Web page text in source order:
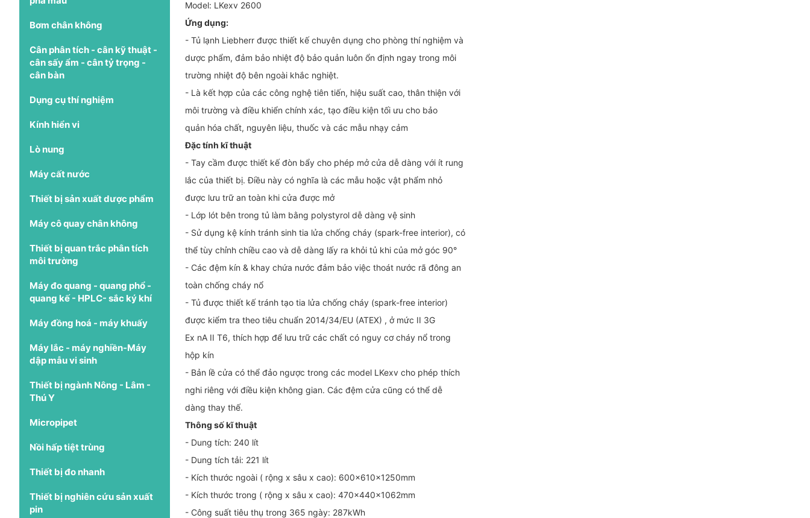
Bơm chân không
Cân phân tích - cân kỹ thuật -
cân sấy ẩm - cân tỷ trọng -
cân bàn
Dụng cụ thí nghiệm
Kính hiển vi
Lò nung
Máy cất nước
Thiết bị sản xuất dược phẩm
Máy cô quay chân không
Thiết bị quan trắc phân tích
môi trường
Máy đo quang - quang phổ -
quang kế - HPLC- sắc ký khí
Máy đồng hoá - máy khuấy
Máy lắc - máy nghiền-Máy
dập mẫu vi sinh
Thiết bị ngành Nông - Lâm -
Thú Y
Micropipet
Nồi hấp tiệt trùng
Thiết bị đo nhanh
Thiết bị nghiên cứu sản xuất
pin
Model: LKexv 2600
Ứng dụng:
- Tủ lạnh Liebherr được thiết kế chuyên dụng cho phòng thí nghiệm và
dược phẩm, đảm bảo nhiệt độ bảo quản luôn ổn định ngay trong môi
trường nhiệt độ bên ngoài khắc nghiệt.
- Là kết hợp của các công nghệ tiên tiến, hiệu suất cao, thân thiện với
môi trường và điều khiển chính xác, tạo điều kiện tối ưu cho bảo
quản hóa chất, nguyên liệu, thuốc và các mẫu nhạy cảm
Đặc tính kĩ thuật
- Tay cầm được thiết kế đòn bẩy cho phép mở cửa dễ dàng với ít rung
lắc của thiết bị. Điều này có nghĩa là các mẫu hoặc vật phẩm nhỏ
được lưu trữ an toàn khi cửa được mở
- Lớp lót bên trong tủ làm bằng polystyrol dễ dàng vệ sinh
- Sử dụng kệ kính tránh sinh tia lửa chống cháy (spark-free interior), có
thể tùy chỉnh chiều cao và dễ dàng lấy ra khỏi tủ khi của mở góc 90°
- Các đệm kín & khay chứa nước đảm bảo việc thoát nước rã đông an
toàn chống cháy nổ
- Tủ được thiết kế tránh tạo tia lửa chống cháy (spark-free interior)
được kiểm tra theo tiêu chuẩn 2014/34/EU (ATEX) , ở mức II 3G
Ex nA II T6, thích hợp để lưu trữ các chất có nguy cơ cháy nổ trong
hộp kín
- Bản lề cửa có thể đảo ngược trong các model LKexv cho phép thích
nghi riêng với điều kiện không gian. Các đệm cửa cũng có thể dễ
dàng thay thế.
Thông số kĩ thuật
- Dung tích: 240 lít
- Dung tích tải: 221 lít
- Kích thước ngoài ( rộng x sâu x cao): 600x610x1250mm
- Kích thước trong ( rộng x sâu x cao): 470x440x1062mm
- Công suất tiêu thụ trong 365 ngày: 287kWh